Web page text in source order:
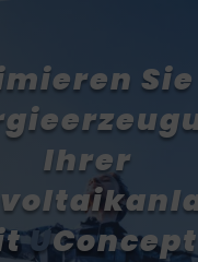
Ihrer
U